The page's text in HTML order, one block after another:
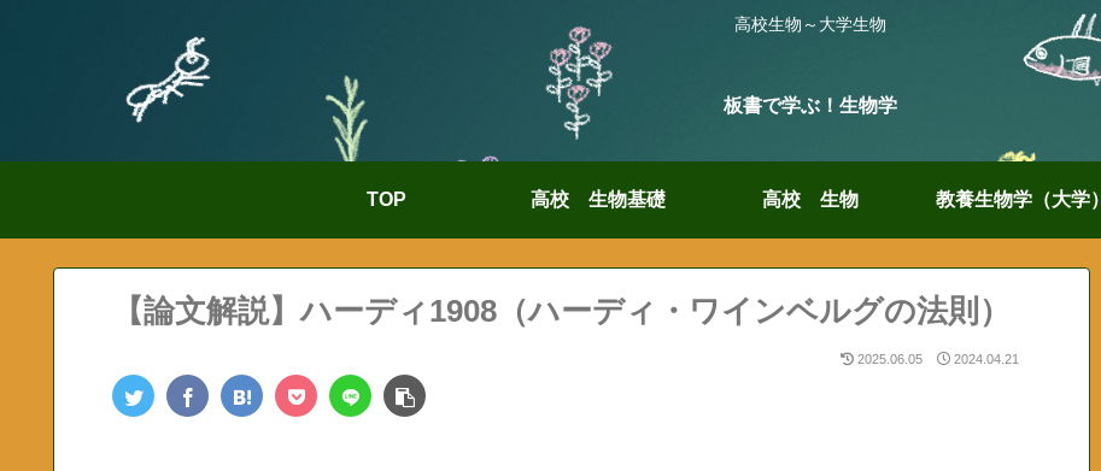
高校生物～大学生物
板書で学ぶ！生物学
TOP 高校 生物基礎 高校 生物 教養生物学（大学）
【論文解説】ハーディ1908（ハーディ・ワインベルグの法則）
2025.06.05 2024.04.21